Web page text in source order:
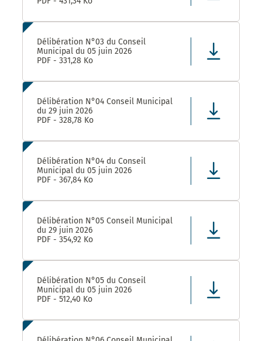
Délibération N°03 du Conseil
Municipal du 05 juin 2026
PDF - 331,28 Ko
Délibération N°04 Conseil Municipal
du 29 juin 2026
PDF - 328,78 Ko
Délibération N°04 du Conseil
Municipal du 05 juin 2026
PDF - 367,84 Ko
Délibération N°05 Conseil Municipal
du 29 juin 2026
PDF - 354,92 Ko
Délibération N°05 du Conseil
Municipal du 05 juin 2026
PDF - 512,40 Ko